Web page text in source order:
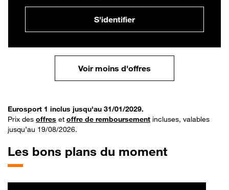
S'identifier
Voir moins d'offres
Eurosport 1 inclus jusqu'au 31/01/2029.
Prix des offres et offre de remboursement incluses, valables
jusqu’au 19/08/2026.
Les bons plans du moment